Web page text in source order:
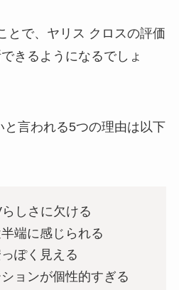
とで、ヤリス クロスの評価
きるようになるでしょ
言われる5つの理由は以下
しさに欠ける
端に感じられる
ぽく見える
ョンが個性的すぎる